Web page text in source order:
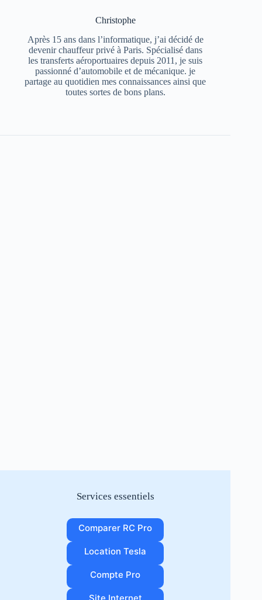
Christophe
Après 15 ans dans l’informatique, j’ai décidé de
devenir chauffeur privé à Paris. Spécialisé dans
les transferts aéroportuaires depuis 2011, je suis
passionné d’automobile et de mécanique. je
partage au quotidien mes connaissances ainsi que
toutes sortes de bons plans.
Services essentiels
Comparer RC Pro
Location Tesla
Compte Pro